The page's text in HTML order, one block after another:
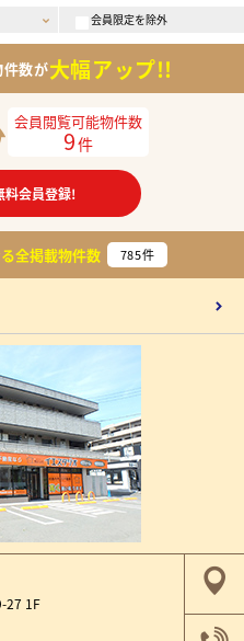
会員限定を除外
数が大幅アップ!!
会員閲覧可能物件数
9件
料会員登録!
全掲載物件数 785件
27 1F